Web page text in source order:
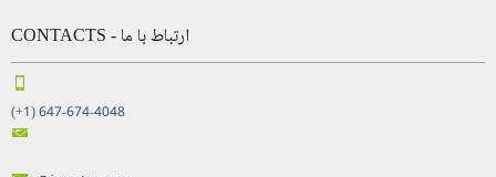
CONTACTS - ارتباط با ما
(+1) 647-674-4048